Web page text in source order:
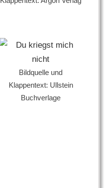
Bildquelle und
Klappentext: Ullstein
Buchverlage